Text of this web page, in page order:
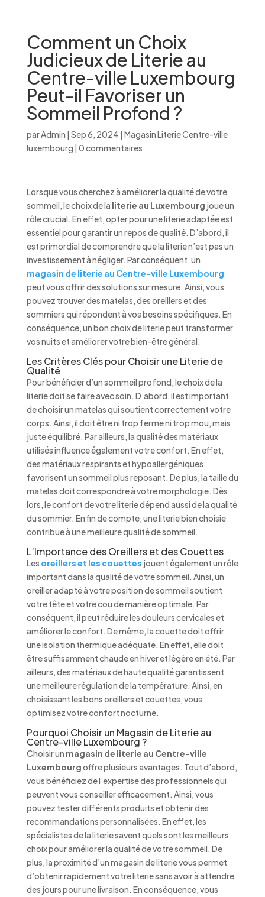
Comment un Choix
Judicieux de Literie au
Centre-ville Luxembourg
Peut-il Favoriser un
Sommeil Profond ?
parAdmin | Sep 6, 2024 | Magasin Literie Centre-ville
luxembourg | 0 commentaires
Lorsque vous cherchez à améliorer la qualité de votre
sommeil, le choix de la literie au Luxembourg joue un
rôle crucial. En effet, opter pour une literie adaptée est
essentiel pour garantir un repos de qualité. D’abord, il
est primordial de comprendre que la literie n’est pas un
investissement à négliger. Par conséquent, un
magasin de literie au Centre-ville Luxembourg
peut vous offrir des solutions sur mesure. Ainsi, vous
pouvez trouver des matelas, des oreillers et des
sommiers qui répondent à vos besoins spécifiques. En
conséquence, un bon choix de literie peut transformer
vos nuits et améliorer votre bien-être général.
Les Critères Clés pour Choisir une Literie de
Qualité
Pour bénéficier d’un sommeil profond, le choix de la
literie doit se faire avec soin. D’abord, il est important
de choisir un matelas qui soutient correctement votre
corps. Ainsi, il doit être ni trop ferme ni trop mou, mais
juste équilibré. Par ailleurs, la qualité des matériaux
utilisés influence également votre confort. En effet,
des matériaux respirants et hypoallergéniques
favorisent un sommeil plus reposant. De plus, la taille du
matelas doit correspondre à votre morphologie. Dès
lors, le confort de votre literie dépend aussi de la qualité
du sommier. En fin de compte, une literie bien choisie
contribue à une meilleure qualité de sommeil.
L’Importance des Oreillers et des Couettes
Les oreillers et les couettes jouent également un rôle
important dans la qualité de votre sommeil. Ainsi, un
oreiller adapté à votre position de sommeil soutient
votre tête et votre cou de manière optimale. Par
conséquent, il peut réduire les douleurs cervicales et
améliorer le confort. De même, la couette doit offrir
une isolation thermique adéquate. En effet, elle doit
être suffisamment chaude en hiver et légère en été. Par
ailleurs, des matériaux de haute qualité garantissent
une meilleure régulation de la température. Ainsi, en
choisissant les bons oreillers et couettes, vous
optimisez votre confort nocturne.
Pourquoi Choisir un Magasin de Literie au
Centre-ville Luxembourg ?
Choisir un magasin de literie au Centre-ville
Luxembourgoffre plusieurs avantages. Tout d’abord,
vous bénéficiez de l’expertise des professionnels qui
peuvent vous conseiller efficacement. Ainsi, vous
pouvez tester différents produits et obtenir des
recommandations personnalisées. En effet, les
spécialistes de la literie savent quels sont les meilleurs
choix pour améliorer la qualité de votre sommeil. De
plus, la proximité d’un magasin de literie vous permet
d’obtenir rapidement votre literie sans avoir à attendre
des jours pour une livraison. En conséquence, vous